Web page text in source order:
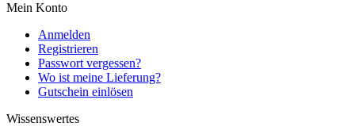
Mein Konto
Anmelden
Registrieren
Passwort vergessen?
Wo ist meine Lieferung?
Gutschein einlösen
Wissenswertes